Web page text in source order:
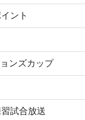
ント
ンズカップ
試合放送